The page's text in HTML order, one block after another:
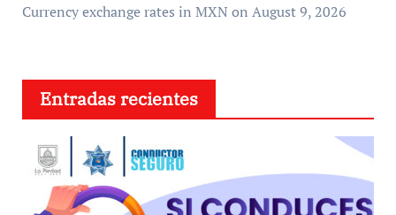
Currency exchange rates in MXN on August 9, 2026
Entradas recientes